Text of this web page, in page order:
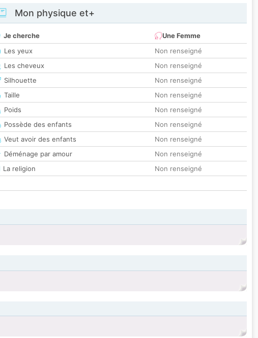
Mon physique et+
Je cherche
Une Femme
Les yeux
Non renseigné
Les cheveux
Non renseigné
Silhouette
Non renseigné
Taille
Non renseigné
Poids
Non renseigné
Possède des enfants
Non renseigné
Veut avoir des enfants
Non renseigné
Déménage par amour
Non renseigné
La religion
Non renseigné